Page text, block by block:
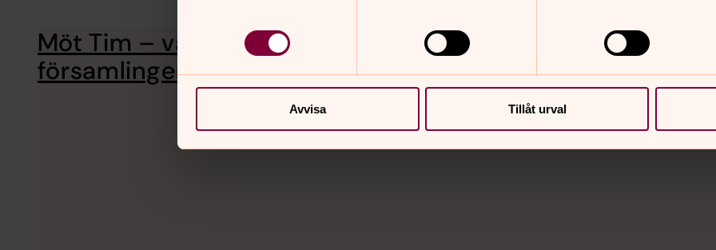
Avvisa Tillåt urval
Möt Tim – vaktmästare i
församlingen
Från att förbereda kyrkan inför dop till att möta
är ingen dag den andra lik.